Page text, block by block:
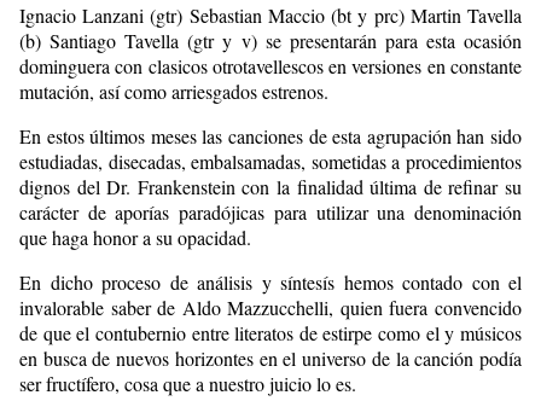
Ignacio Lanzani (gtr) Sebastian Maccio (bt y prc) Martin Tavella
(b) Santiago Tavella (gtr y v) se presentarán para esta ocasión
dominguera con clasicos otrotavellescos en versiones en constante
mutación, así como arriesgados estrenos.
En estos últimos meses las canciones de esta agrupación han sido
estudiadas, disecadas, embalsamadas, sometidas a procedimientos
dignos del Dr. Frankenstein con la finalidad última de refinar su
carácter de aporías paradójicas para utilizar una denominación
que haga honor a su opacidad.
En dicho proceso de análisis y síntesís hemos contado con el
invalorable saber de Aldo Mazzucchelli, quien fuera convencido
de que el contubernio entre literatos de estirpe como el y músicos
en busca de nuevos horizontes en el universo de la canción podía
ser fructífero, cosa que a nuestro juicio lo es.